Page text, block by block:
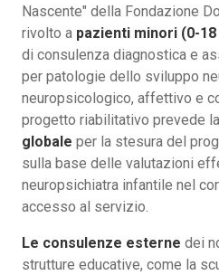
Nascente" della Fondazione
rivolto a pazienti minori (0-18
di consulenza diagnostica e
per patologie dello sviluppo
neuropsicologico, affettivo e
progetto riabilitativo prevede la
globale per la stesura del
sulla base delle valutazioni
neuropsichiatra infantile nel
accesso al servizio.
Le consulenze esterne dei
strutture educative, come la